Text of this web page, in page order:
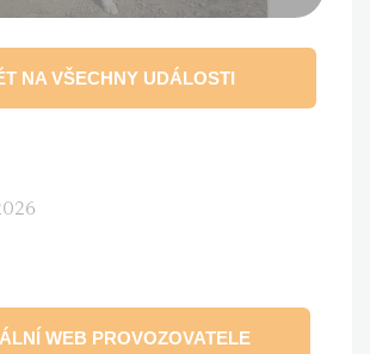
NA VŠECHNY UDÁLOSTI
WEB PROVOZOVATELE